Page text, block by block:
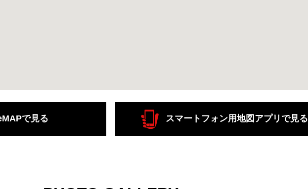
で見る スマートフォン用地図アプリで見る